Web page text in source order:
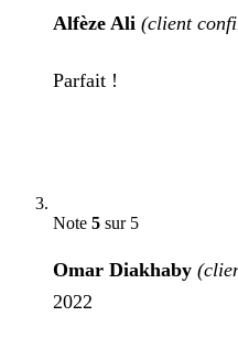
Alfèze Ali (client
Parfait !
Note 5 sur 5
Omar Diakhaby
2022